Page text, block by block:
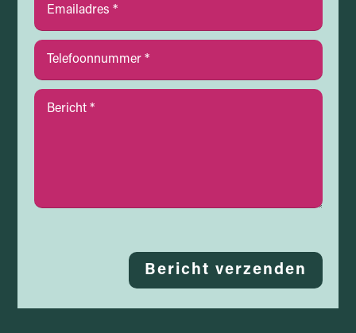
Bericht verzenden